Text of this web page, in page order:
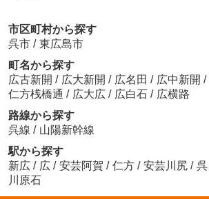
市区町村から探す
呉市 / 東広島市
町名から探す
広古新開 / 広大新開 / 広名田 / 広中新開 /
仁方桟橋通 / 広大広 / 広白石 / 広横路
路線から探す
呉線 / 山陽新幹線
駅から探す
新広 / 広 / 安芸阿賀 / 仁方 / 安芸川尻 / 呉
川原石